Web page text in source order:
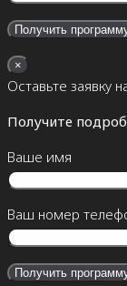
×
Оставьте заявку
Получите
Ваше имя
Ваш номер